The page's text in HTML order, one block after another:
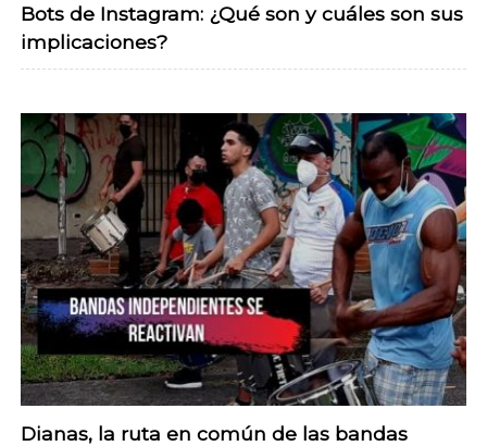
Bots de Instagram: ¿Qué son y cuáles son sus
implicaciones?
Dianas, la ruta en común de las bandas